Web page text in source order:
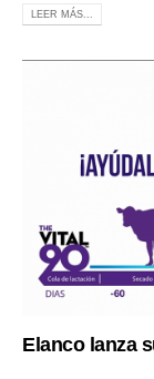
LEER MÁS...
Elanco lanza